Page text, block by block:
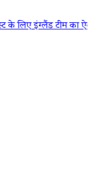
का ऐलान, जो रूट